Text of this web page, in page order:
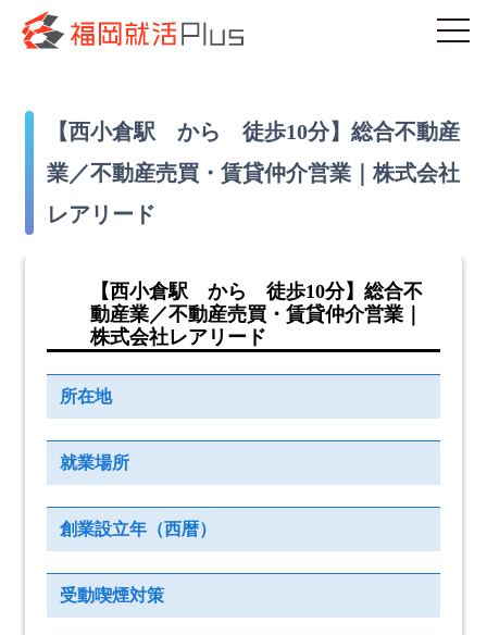
【西小倉駅 から 徒歩10分】総合不動産
業／不動産売買・賃貸仲介営業｜株式会社
レアリード
【西小倉駅 から 徒歩10分】総合不
動産業／不動産売買・賃貸仲介営業｜
株式会社レアリード
所在地
就業場所
創業設立年（西暦）
受動喫煙対策